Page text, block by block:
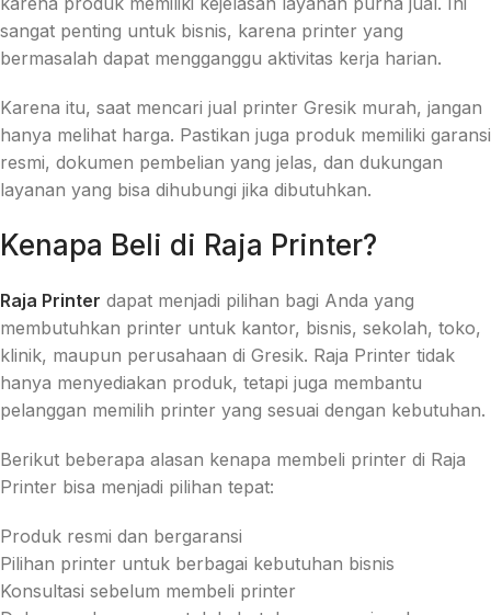
sangat penting untuk bisnis, karena printer yang
bermasalah dapat mengganggu aktivitas kerja harian.
Karena itu, saat mencari jual printer Gresik murah, jangan
hanya melihat harga. Pastikan juga produk memiliki garansi
resmi, dokumen pembelian yang jelas, dan dukungan
layanan yang bisa dihubungi jika dibutuhkan.
Kenapa Beli di Raja Printer?
Raja Printer dapat menjadi pilihan bagi Anda yang
membutuhkan printer untuk kantor, bisnis, sekolah, toko,
klinik, maupun perusahaan di Gresik. Raja Printer tidak
hanya menyediakan produk, tetapi juga membantu
pelanggan memilih printer yang sesuai dengan kebutuhan.
Berikut beberapa alasan kenapa membeli printer di Raja
Printer bisa menjadi pilihan tepat:
Produk resmi dan bergaransi
Pilihan printer untuk berbagai kebutuhan bisnis
Konsultasi sebelum membeli printer